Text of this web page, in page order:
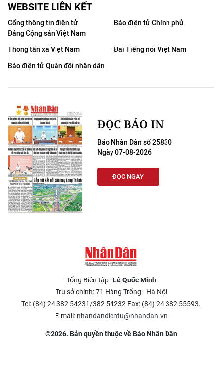
WEBSITE LIÊN KẾT
Cổng thông tin điện tử
Đảng Cộng sản Việt Nam
Báo điện tử Chính phủ
Thông tấn xã Việt Nam
Đài Tiếng nói Việt Nam
Báo điện tử Quân đội nhân dân
ĐỌC BÁO IN
Báo Nhân Dân số 25830
Ngày 07-08-2026
ĐỌC NGAY
Tổng Biên tập :Lê Quốc Minh
Trụ sở chính: 71 Hàng Trống - Hà Nội
Tel: (84) 24 382 54231/382 54232 Fax: (84) 24 382 55593.
E-mail: nhandandientu@nhandan.vn
©2026. Bản quyền thuộc về Báo Nhân Dân